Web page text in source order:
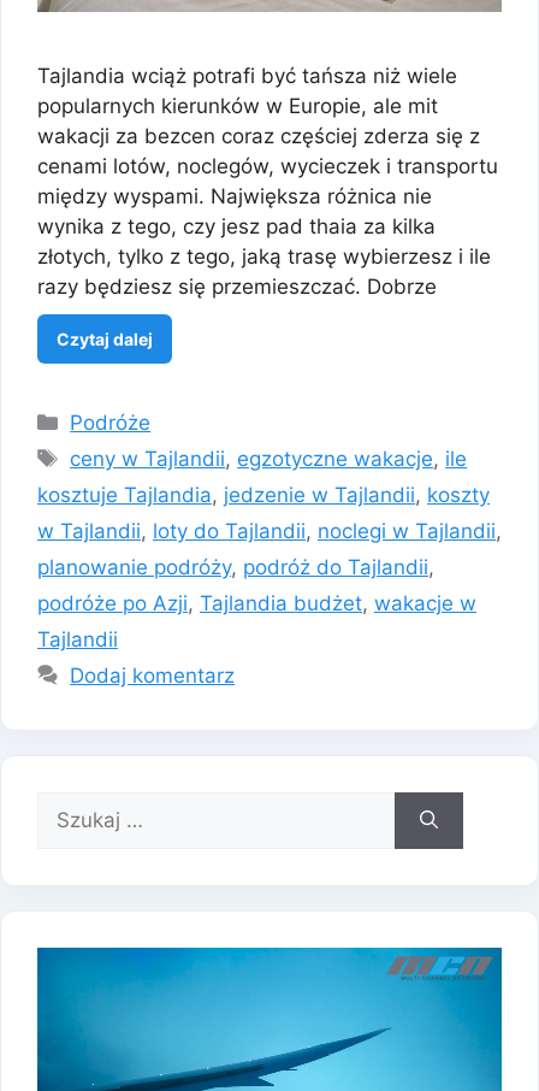
Tajlandia wciąż potrafi być tańsza niż wiele
popularnych kierunków w Europie, ale mit
wakacji za bezcen coraz częściej zderza się z
cenami lotów, noclegów, wycieczek i transportu
między wyspami. Największa różnica nie
wynika z tego, czy jesz pad thaia za kilka
złotych, tylko z tego, jaką trasę wybierzesz i ile
razy będziesz się przemieszczać. Dobrze
Czytaj dalej
Kategorie
Podróże
Tagi
ceny w Tajlandii, egzotyczne wakacje, ile
kosztuje Tajlandia, jedzenie w Tajlandii, koszty
w Tajlandii, loty do Tajlandii, noclegi w Tajlandii,
planowanie podróży, podróż do Tajlandii,
podróże po Azji, Tajlandia budżet, wakacje w
Tajlandii
Dodaj komentarz